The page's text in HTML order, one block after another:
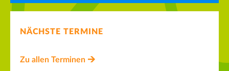
NÄCHSTE TERMINE
Zu allen Terminen